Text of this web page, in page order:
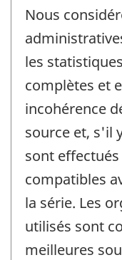
Nous
les
complètes et
incohérence
source et, s'il
sont
compatibles
la série. Les
utilisés sont
meilleures